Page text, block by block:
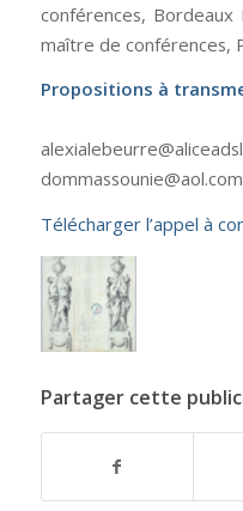
conférences,
maître de conférences,
Propositions à
dommassounie@aol.com
Télécharger l’appel à
Partager cette